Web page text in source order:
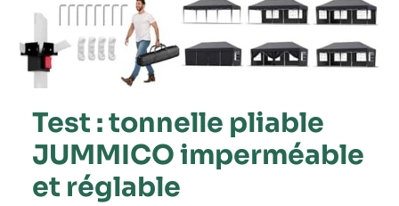
Test : tonnelle pliable
JUMMICO imperméable
et réglable